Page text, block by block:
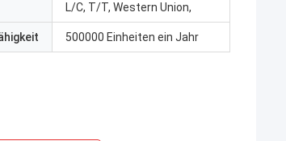
L/C, T/T, Western Union,
500000 Einheiten ein Jahr